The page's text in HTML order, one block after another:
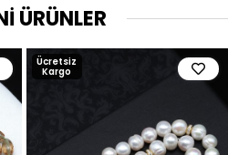
ÜRÜNLER
Ücretsiz
Kargo